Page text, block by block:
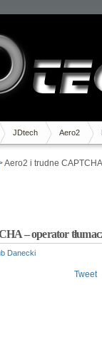
JDtech Aero2
Aero2 i trudne
– operator
Danecki
Tweet